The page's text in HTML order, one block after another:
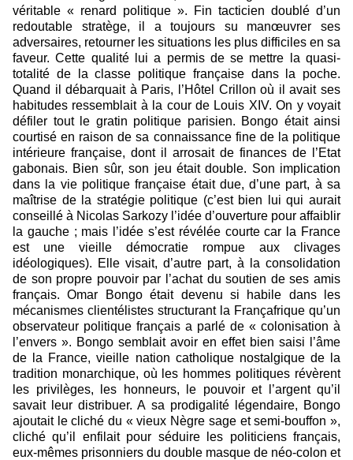
véritable « renard politique ». Fin tacticien doublé d’un
redoutable stratège, il a toujours su manœuvrer ses
adversaires, retourner les situations les plus difficiles en sa
faveur. Cette qualité lui a permis de se mettre la quasi-
totalité de la classe politique française dans la poche.
Quand il débarquait à Paris, l’Hôtel Crillon où il avait ses
habitudes ressemblait à la cour de Louis XIV. On y voyait
défiler tout le gratin politique parisien. Bongo était ainsi
courtisé en raison de sa connaissance fine de la politique
intérieure française, dont il arrosait de finances de l’Etat
gabonais. Bien sûr, son jeu était double. Son implication
dans la vie politique française était due, d’une part, à sa
maîtrise de la stratégie politique (c’est bien lui qui aurait
conseillé à Nicolas Sarkozy l’idée d’ouverture pour affaiblir
la gauche ; mais l’idée s’est révélée courte car la France
est une vieille démocratie rompue aux clivages
idéologiques). Elle visait, d’autre part, à la consolidation
de son propre pouvoir par l’achat du soutien de ses amis
français. Omar Bongo était devenu si habile dans les
mécanismes clientélistes structurant la Françafrique qu’un
observateur politique français a parlé de « colonisation à
l’envers ». Bongo semblait avoir en effet bien saisi l’âme
de la France, vieille nation catholique nostalgique de la
tradition monarchique, où les hommes politiques révèrent
les privilèges, les honneurs, le pouvoir et l’argent qu’il
savait leur distribuer. A sa prodigalité légendaire, Bongo
ajoutait le cliché du « vieux Nègre sage et semi-bouffon »,
cliché qu’il enfilait pour séduire les politiciens français,
eux-mêmes prisonniers du double masque de néo-colon et